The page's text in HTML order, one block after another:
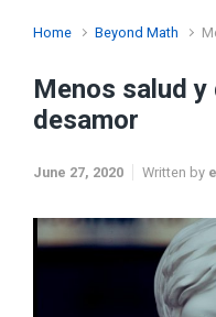
Home Beyond Math
Menos salud y
desamor
June 27, 2020 Written by